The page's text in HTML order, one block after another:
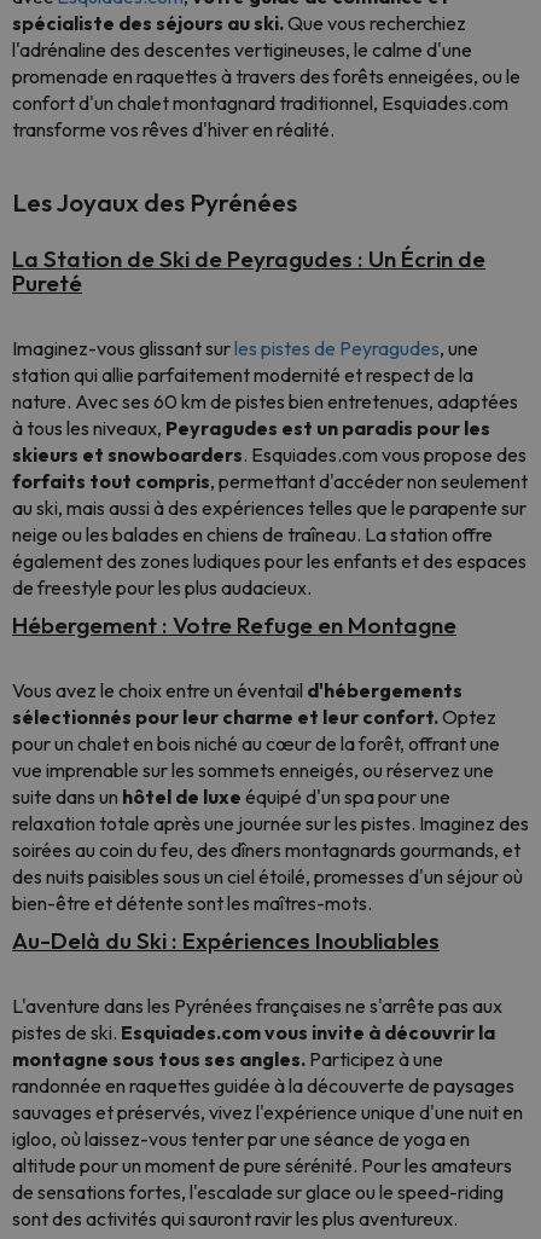
spécialiste des séjours au ski.Que vous recherchiez
l'adrénaline des descentes vertigineuses, le calme d'une
promenade en raquettes à travers des forêts enneigées, ou le
confort d'un chalet montagnard traditionnel, Esquiades.com
transforme vos rêves d'hiver en réalité.
Les Joyaux des Pyrénées
La Station de Ski de Peyragudes : Un Écrin de
Pureté
Imaginez-vous glissant surles pistes de Peyragudes, une
station qui allie parfaitement modernité et respect de la
nature. Avec ses 60 km de pistes bien entretenues, adaptées
à tous les niveaux, Peyragudes est un paradis pour les
skieurs et snowboarders. Esquiades.com vous propose des
forfaits tout compris, permettant d'accéder non seulement
au ski, mais aussi à des expériences telles que le parapente sur
neige ou les balades en chiens de traîneau. La station offre
également des zones ludiques pour les enfants et des espaces
de freestyle pour les plus audacieux.
Hébergement : Votre Refuge en Montagne
Vous avez le choix entre un éventail d'hébergements
sélectionnés pour leur charme et leur confort.Optez
pour un chalet en bois niché au cœur de la forêt, offrant une
vue imprenable sur les sommets enneigés, ou réservez une
suite dans un hôtel de luxe équipé d'un spa pour une
relaxation totale après une journée sur les pistes. Imaginez des
soirées au coin du feu, des dîners montagnards gourmands, et
des nuits paisibles sous un ciel étoilé, promesses d'un séjour où
bien-être et détente sont les maîtres-mots.
Au-Delà du Ski : Expériences Inoubliables
L'aventure dans les Pyrénées françaises ne s'arrête pas aux
pistes de ski. Esquiades.com vous invite à découvrir la
montagne sous tous ses angles. Participez à une
randonnée en raquettes guidée à la découverte de paysages
sauvages et préservés, vivez l'expérience unique d'une nuit en
igloo, où laissez-vous tenter par une séance de yoga en
altitude pour un moment de pure sérénité. Pour les amateurs
de sensations fortes, l'escalade sur glace ou le speed-riding
sont des activités qui sauront ravir les plus aventureux.